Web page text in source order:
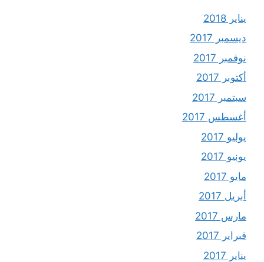
يناير 2018
ديسمبر 2017
نوفمبر 2017
أكتوبر 2017
سبتمبر 2017
أغسطس 2017
يوليو 2017
يونيو 2017
مايو 2017
أبريل 2017
مارس 2017
فبراير 2017
يناير 2017